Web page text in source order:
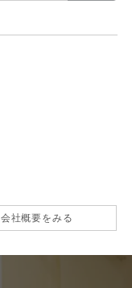
会社概要をみる